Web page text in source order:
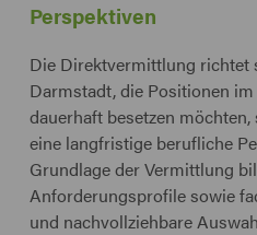
Perspektiven
Die Direktvermittlung richtet
Darmstadt, die Positionen
dauerhaft besetzen
eine langfristige berufliche
Grundlage der Vermittlung
Anforderungsprofile sowie
und nachvollziehbare